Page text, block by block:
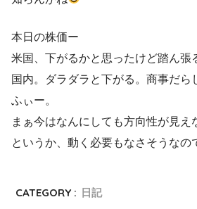
本日の株価ー
米国、下がるかと思ったけど踏ん張
国内。ダラダラと下がる。商事だら
ふぃー。
まぁ今はなんにしても方向性が見え
というか、動く必要もなさそうなの
CATEGORY : 日記